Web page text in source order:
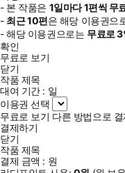
- 본 작품은 1일마다1편씩 무
- 최근10편은 해당 이용권으
- 해당 이용권으로는 무료로3
확인
무료로 보기
닫기
작품 제목
대여 기간 : 일
이용권 선택
무료로 보기 다른 방법으로 결
결제하기
닫기
작품 제목
결제 금액 : 원